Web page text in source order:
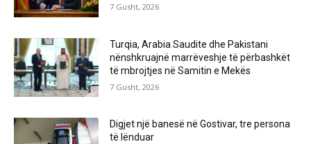
7 Gusht, 2026
Turqia, Arabia Saudite dhe Pakistani
nënshkruajnë marrëveshje të përbashkët
të mbrojtjes në Samitin e Mekës
7 Gusht, 2026
Digjet një banesë në Gostivar, tre persona
të lënduar